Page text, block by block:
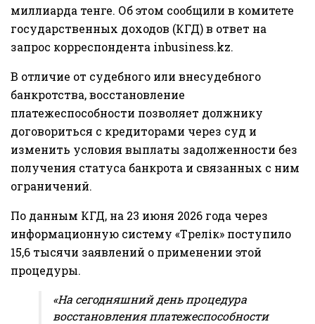
миллиарда тенге. Об этом сообщили в комитете
государственных доходов (КГД) в ответ на
запрос корреспондента inbusiness.kz.
В отличие от судебного или внесудебного
банкротства, восстановление
платежеспособности позволяет должнику
договориться с кредиторами через суд и
изменить условия выплаты задолженности без
получения статуса банкрота и связанных с ним
ограничений.
По данным КГД, на 23 июня 2026 года через
информационную систему «Төрелік» поступило
15,6 тысячи заявлений о применении этой
процедуры.
«На сегодняшний день процедура
восстановления платежеспособности